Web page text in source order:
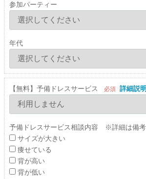
参加パーティー
年代
【無料】予備ドレスサービス 必須 詳細説明
予備ドレスサービス相談内容 ※詳細は備考
サイズが大きい
痩せている
背が高い
背が低い